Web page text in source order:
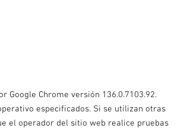
Chrome versión 136.0.7103.92.
especificados. Si se utilizan otras
el operador del sitio web realice pruebas